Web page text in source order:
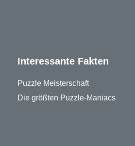
Interessante Fakten
Puzzle Meisterschaft
Die größten Puzzle-Maniacs